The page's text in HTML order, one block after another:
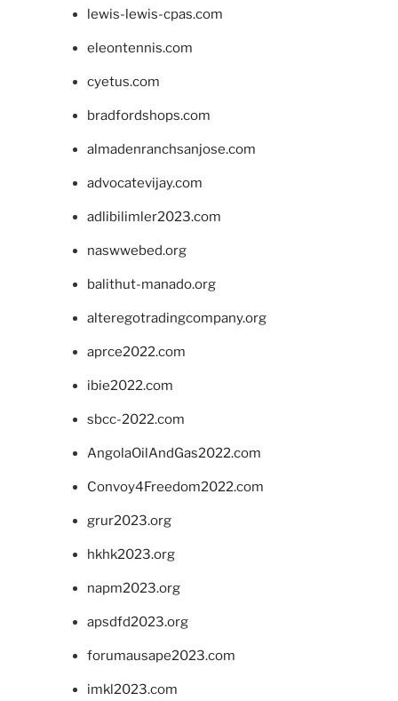
lewis-lewis-cpas.com
eleontennis.com
cyetus.com
bradfordshops.com
almadenranchsanjose.com
advocatevijay.com
adlibilimler2023.com
naswwebed.org
balithut-manado.org
alteregotradingcompany.org
aprce2022.com
ibie2022.com
sbcc-2022.com
AngolaOilAndGas2022.com
Convoy4Freedom2022.com
grur2023.org
hkhk2023.org
napm2023.org
apsdfd2023.org
forumausape2023.com
imkl2023.com